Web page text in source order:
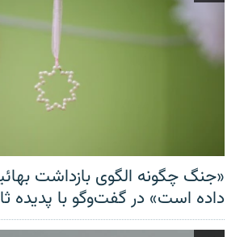
«جنگ چگونه الگوی بازداشت
داده است» در گفت‌وگو با پدیده